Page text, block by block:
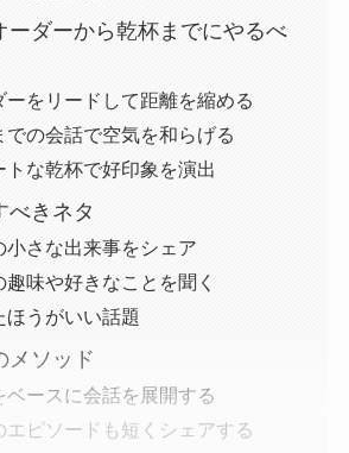
ーダーから乾杯までにやるべ
ーをリードして距離を縮める
での会話で空気を和らげる
トな乾杯で好印象を演出
べきネタ
小さな出来事をシェア
趣味や好きなことを聞く
ほうがいい話題
メソッド
ベースに会話を展開する
エピソードも短くシェアする